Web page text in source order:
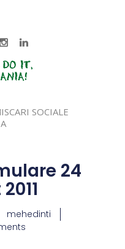
SOCIALE
24
mehedinti